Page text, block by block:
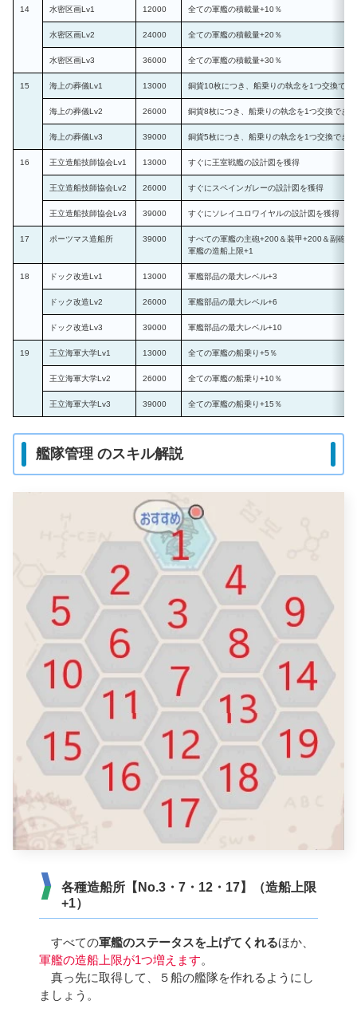
14 水密区画Lv1 12000 全ての軍艦の積載量+10％
水密区画Lv2 24000 全ての軍艦の積載量+20％
水密区画Lv3 36000 全ての軍艦の積載量+30％
15 海上の葬儀Lv1 13000 銅貨10枚につき、船乗りの執念を1つ交換でき
海上の葬儀Lv2 26000 銅貨8枚につき、船乗りの執念を1つ交換できる
海上の葬儀Lv3 39000 銅貨5枚につき、船乗りの執念を1つ交換できる
16 王立造船技師協会Lv1 13000 すぐに王室戦艦の設計図を獲得
王立造船技師協会Lv2 26000 すぐにスペインガレーの設計図を獲得
王立造船技師協会Lv3 39000 すぐにソレイユロワイヤルの設計図を獲得
17 ポーツマス造船所 39000
すべての軍艦の主砲+200＆装甲+200＆副砲
軍艦の造船上限+1
18 ドック改造Lv1 13000 軍艦部品の最大レベル+3
ドック改造Lv2 26000 軍艦部品の最大レベル+6
ドック改造Lv3 39000 軍艦部品の最大レベル+10
19 王立海軍大学Lv1 13000 全ての軍艦の船乗り+5％
王立海軍大学Lv2 26000 全ての軍艦の船乗り+10％
王立海軍大学Lv3 39000 全ての軍艦の船乗り+15％
艦隊管理 のスキル解説
各種造船所【No.3・7・12・17】（造船上限
+1）
すべての軍艦のステータスを上げてくれるほか、
軍艦の造船上限が1つ増えます。
真っ先に取得して、５船の艦隊を作れるようにし
ましょう。